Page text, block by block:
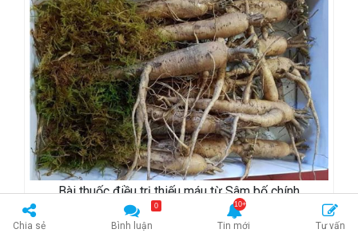
Bài thuốc điều trị thiếu máu từ Sâm bố chính
Bài thuốc từ Sâm bố chính điều trị chứng
Chia sẻ Bình luận
0
Tin mới Tư vấn